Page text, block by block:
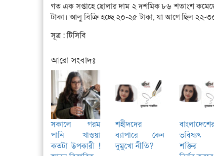
গত এক সপ্তাহে ছোলার দাম ২ দশমিক ৮৬ শতাংশ
টাকা। আলু বিক্রি হচ্ছে ২০-২৫ টাকা, যা আগে ছিল ২২-
সূত্র : টিসিবি
আরো সংবাদঃ
সকালে গরম
পানি খাওয়া
কতটা উপকারী !
শহীদদের
ব্যাপারে কেন
দুমুখো নীতি?
ভবিষ্যৎ
শক্তির